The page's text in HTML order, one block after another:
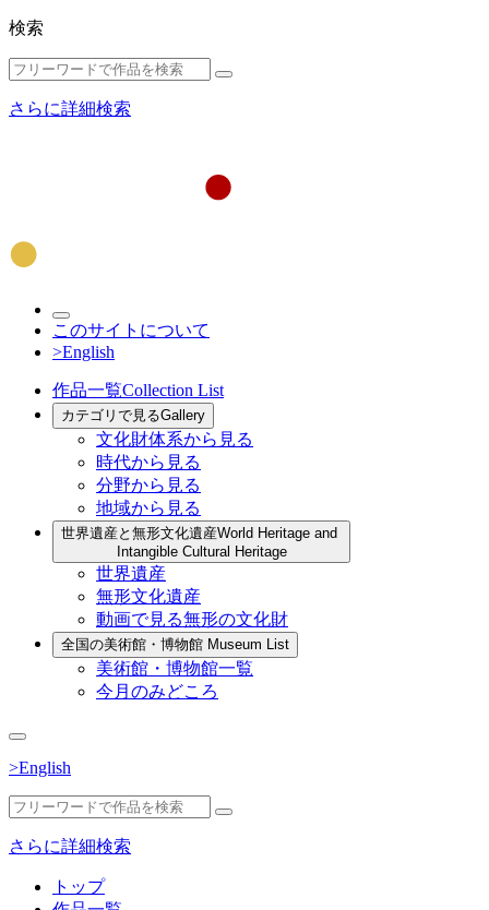
検索
さらに詳細検索
このサイトについて
>English
作品一覧Collection List
カテゴリで見るGallery
文化財体系から見る
時代から見る
分野から見る
地域から見る
世界遺産と無形文化遺産World Heritage and
Intangible Cultural Heritage
世界遺産
無形文化遺産
動画で見る無形の文化財
全国の美術館・博物館 Museum List
美術館・博物館一覧
今月のみどころ
>English
さらに詳細検索
トップ